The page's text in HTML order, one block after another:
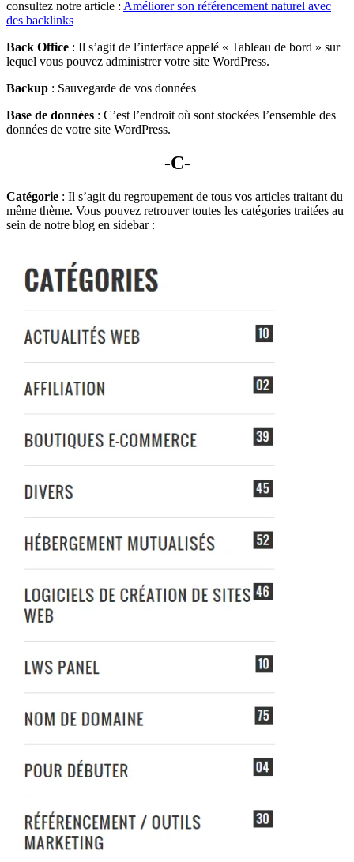
consultez notre article : Améliorer son référencement naturel avec
des backlinks
Back Office : Il s’agit de l’interface appelé « Tableau de bord » sur
lequel vous pouvez administrer votre site WordPress.
Backup : Sauvegarde de vos données
Base de données : C’est l’endroit où sont stockées l’ensemble des
données de votre site WordPress.
-C-
Catégorie : Il s’agit du regroupement de tous vos articles traitant du
même thème. Vous pouvez retrouver toutes les catégories traitées au
sein de notre blog en sidebar :